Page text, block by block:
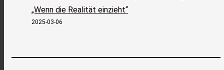
„Wenn die Realität einzieht“
2025-03-06